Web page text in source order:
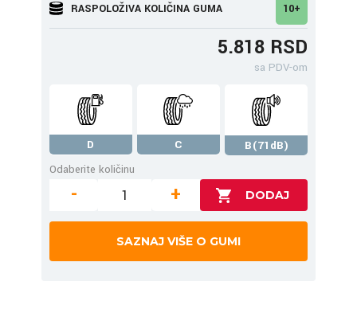
RASPOLOŽIVA KOLIČINA GUMA 10+
5.818 RSD
sa PDV-om
D C
B(71dB)
Odaberite količinu
- +
SAZNAJ VIŠE O GUMI